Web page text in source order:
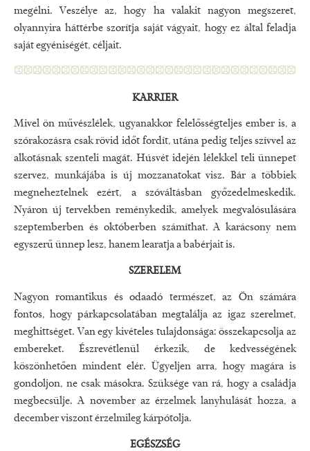
megélni. Veszélye az, hogy ha valakit nagyon megszeret,
olyannyira háttérbe szorítja saját vágyait, hogy ez által feladja
saját egyéniségét, céljait.
KARRIER
Mivel ön művészlélek, ugyanakkor felelősségteljes ember is, a
szórakozásra csak rövid időt fordít, utána pedig teljes szívvel az
alkotásnak szenteli magát. Húsvét idején lélekkel teli ünnepet
szervez, munkájába is új mozzanatokat visz. Bár a többiek
megneheztelnek ezért, a szóváltásban győzedelmeskedik.
Nyáron új tervekben reménykedik, amelyek megvalósulására
szeptemberben és októberben számíthat. A karácsony nem
egyszerű ünnep lesz, hanem learatja a babérjait is.
SZE​RELEM
Nagyon romantikus és odaadó természet, az Ön számára
fontos, hogy párkapcsolatában megtalálja az igaz szerelmet,
meghittséget. Van egy kivételes tulajdonsága: összekapcsolja az
embereket. Észrevétlenül érkezik, de kedvességének
köszönhetően mindent elér. Ügyeljen arra, hogy magára is
gondoljon, ne csak másokra. Szüksége van rá, hogy a családja
megbecsülje. A november az érzelmek lanyhulását hozza, a
december viszont érzelmileg kárpótolja.
EGÉSZSÉG